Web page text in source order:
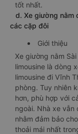
tốt nhất.
d. Xe giường nằm
các cặp đôi
Giới thiệu
Xe giường nằm
limousine là dòng
limousine đi Vĩnh
phòng. Tuy nhiên
hơn, phù hợp với
ngoài. Nhà xe
nhằm đảm bảo
thoải mái nhất